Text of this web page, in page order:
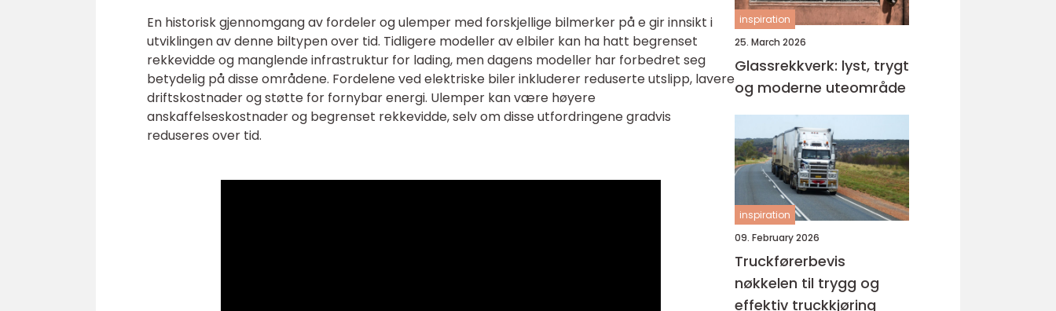
En historisk gjennomgang av fordeler og ulemper med forskjellige bilmerker på e gir innsikt i
utviklingen av denne biltypen over tid. Tidligere modeller av elbiler kan ha hatt begrenset
rekkevidde og manglende infrastruktur for lading, men dagens modeller har forbedret seg
betydelig på disse områdene. Fordelene ved elektriske biler inkluderer reduserte utslipp, lavere
driftskostnader og støtte for fornybar energi. Ulemper kan være høyere
anskaffelseskostnader og begrenset rekkevidde, selv om disse utfordringene gradvis
reduseres over tid.
inspiration
25. March 2026
Glassrekkverk: lyst, trygt
og moderne uteområde
inspiration
09. February 2026
Truckførerbevis
nøkkelen til trygg og
effektiv truckkjøring